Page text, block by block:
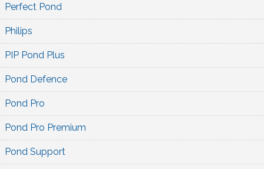
Perfect Pond
Philips
PIP Pond Plus
Pond Defence
Pond Pro
Pond Pro Premium
Pond Support